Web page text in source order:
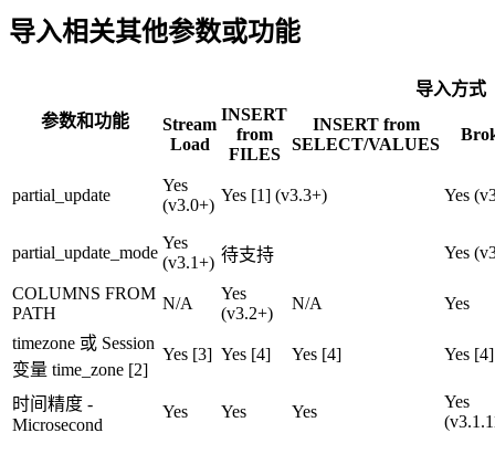
导入相关其他参数或功能
参数和功能
导入方式
Stream
Load
INSERT
from
FILES
INSERT from
SELECT/VALUES
partial_update
Yes
(v3.0+)
Yes [1] (v3.3+) Yes
partial_update_mode
Yes
(v3.1+) 待支持 Yes
COLUMNS FROM
PATH
N/A
Yes
(v3.2+)
N/A Yes
timezone 或 Session
变量 time_zone [2]
Yes [3] Yes [4] Yes [4] Yes [4]
时间精度 -
Microsecond
Yes Yes Yes
Yes